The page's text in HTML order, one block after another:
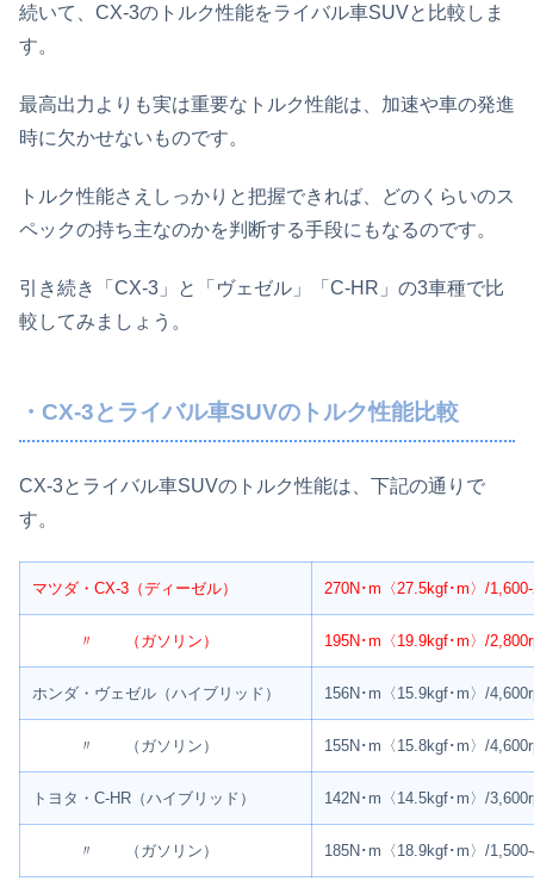
続いて、CX-3のトルク性能をライバル車SUVと比較しま
す。
最高出力よりも実は重要なトルク性能は、加速や車の発進
時に欠かせないものです。
トルク性能さえしっかりと把握できれば、どのくらいのス
ペックの持ち主なのかを判断する手段にもなるのです。
引き続き「CX-3」と「ヴェゼル」「C-HR」の3車種で比
較してみましょう。
・CX-3とライバル車SUVのトルク性能比較
CX-3とライバル車SUVのトルク性能は、下記の通りで
す。
マツダ・CX-3（ディーゼル） 270N･m〈27.5kgf･m〉/
〃 （ガソリン） 195N･m〈19.9kgf･m〉/
ホンダ・ヴェゼル（ハイブリッド） 156N･m〈15.9kgf･m〉/
〃 （ガソリン） 155N･m〈15.8kgf･m〉/
トヨタ・C-HR（ハイブリッド） 142N･m〈14.5kgf･m〉/
〃 （ガソリン） 185N･m〈18.9kgf･m〉/